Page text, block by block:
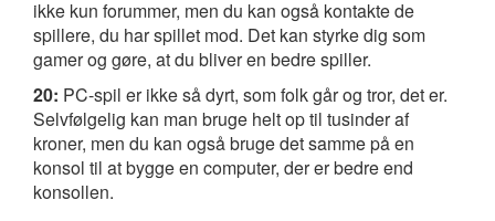
ikke kun forummer, men du kan også kontakte de
spillere, du har spillet mod. Det kan styrke dig som
gamer og gøre, at du bliver en bedre spiller.
20: PC-spil er ikke så dyrt, som folk går og tror, det er.
Selvfølgelig kan man bruge helt op til tusinder af
kroner, men du kan også bruge det samme på en
konsol til at bygge en computer, der er bedre end
konsollen.